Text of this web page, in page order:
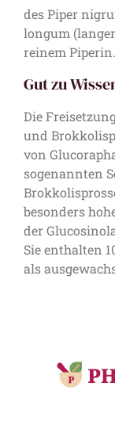
des Piper
longum
reinem Piperin.
Gut zu
Die
und
von
sogenannten
besonders
der
Sie enthalten
als